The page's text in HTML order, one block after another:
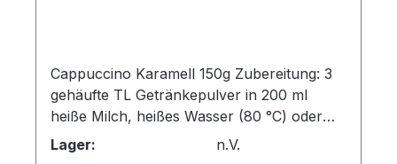
Cappuccino Karamell 150g Zubereitung: 3
gehäufte TL Getränkepulver in 200 ml
heiße Milch, heißes Wasser (80 °C) oder
Pflanzendrinks (z.B. Hafer, Mandel, Soja)
einrühren.Kaffee- und kakaohaltiges
Lager: n.V.